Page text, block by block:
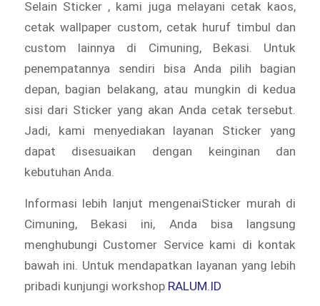
Selain Sticker , kami juga melayani cetak kaos,
cetak wallpaper custom, cetak huruf timbul dan
custom lainnya di Cimuning, Bekasi. Untuk
penempatannya sendiri bisa Anda pilih bagian
depan, bagian belakang, atau mungkin di kedua
sisi dari Stickeryang akan Anda cetak tersebut.
Jadi, kami menyediakan layanan Sticker yang
dapat disesuaikan dengan keinginan dan
kebutuhan Anda.
Informasi lebih lanjut mengenaiSticker murah di
Cimuning, Bekasi ini, Anda bisa langsung
menghubungi Customer Service kami di kontak
bawah ini. Untuk mendapatkan layanan yang lebih
pribadi kunjungi workshop RALUM.ID